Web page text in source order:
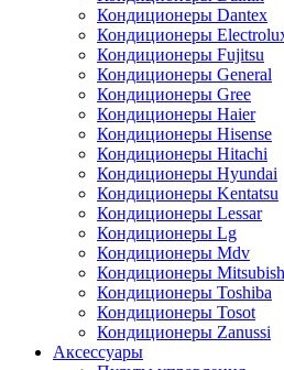
Кондиционеры Dantex
Кондиционеры
Кондиционеры Fujitsu
Кондиционеры General
Кондиционеры Gree
Кондиционеры Haier
Кондиционеры Hisense
Кондиционеры Hitachi
Кондиционеры Hyundai
Кондиционеры Kentatsu
Кондиционеры Lessar
Кондиционеры Lg
Кондиционеры Mdv
Кондиционеры
Кондиционеры Toshiba
Кондиционеры Tosot
Кондиционеры Zanussi
Аксессуары